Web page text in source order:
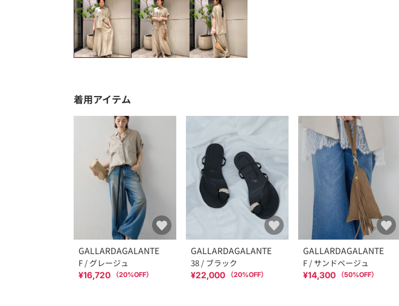
着用アイテム
GALLARDAGALANTE
F / グレージュ
¥16,720 （20%OFF）
GALLARDAGALANTE
38 / ブラック
¥22,000 （20%OFF）
GALLARDAGALANTE
F / サンドベージュ
¥14,300 （50%OFF）